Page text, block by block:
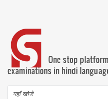
content
One stop
examinations in hindi
Search